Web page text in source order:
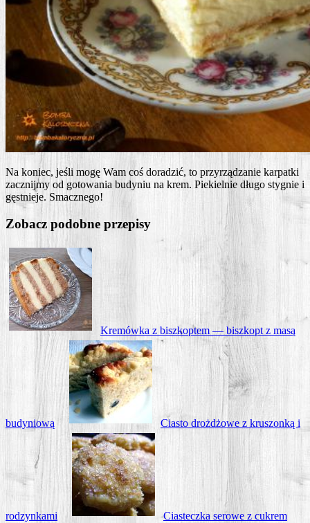
Na koniec, jeśli mogę Wam coś dora­dzić, to przy­rzą­dza­nie kar­pat­ki
zacznij­my od goto­wa­nia budy­niu na krem. Pie­kiel­nie dłu­go sty­gnie i
gęst­nie­je. Smacznego!
Zobacz podobne przepisy
Kre­mów­ka z bisz­kop­tem — bisz­kopt z masą
budyniową Cia­sto droż­dżo­we z kru­szon­ką i
rodzynkami Cia­stecz­ka sero­we z cukrem